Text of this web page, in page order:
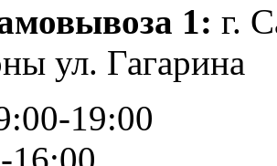
1: г.
ул. Гагарина
19:00